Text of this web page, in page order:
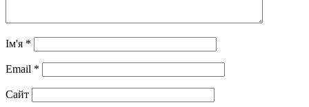
Ім'я *
Email *
Сайт